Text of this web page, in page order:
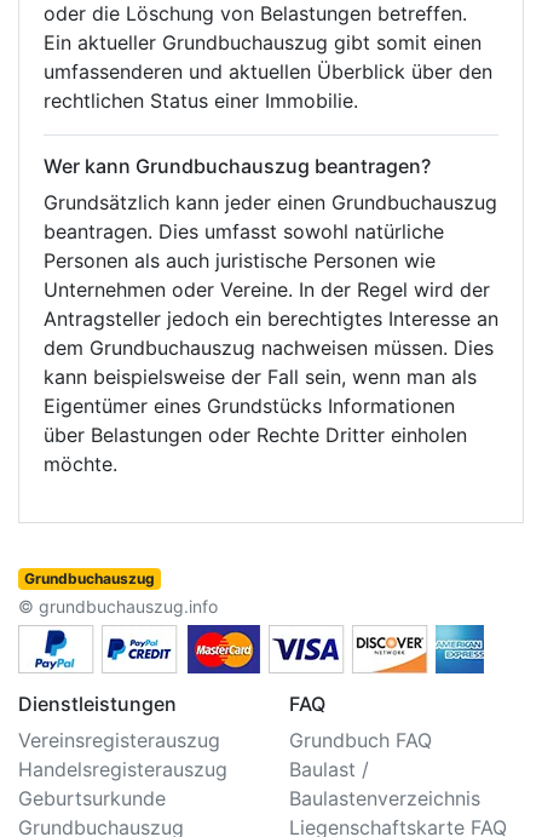
oder die Löschung von Belastungen betreffen.
Ein aktueller Grundbuchauszug gibt somit einen
umfassenderen und aktuellen Überblick über den
rechtlichen Status einer Immobilie.
Wer kann Grundbuchauszug beantragen?
Grundsätzlich kann jeder einen Grundbuchauszug
beantragen. Dies umfasst sowohl natürliche
Personen als auch juristische Personen wie
Unternehmen oder Vereine. In der Regel wird der
Antragsteller jedoch ein berechtigtes Interesse an
dem Grundbuchauszug nachweisen müssen. Dies
kann beispielsweise der Fall sein, wenn man als
Eigentümer eines Grundstücks Informationen
über Belastungen oder Rechte Dritter einholen
möchte.
Grundbuchauszug
© grundbuchauszug.info
Dienstleistungen
Vereinsregisterauszug
Handelsregisterauszug
Geburtsurkunde
Grundbuchauszug
FAQ
Grundbuch FAQ
Baulast /
Baulastenverzeichnis
Liegenschaftskarte FAQ